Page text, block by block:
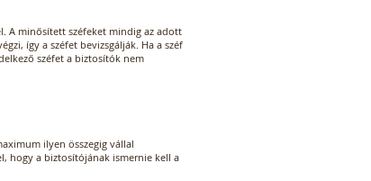
A minősített széfeket mindig az adott
így a széfet bevizsgálják. Ha a széf
széfet a biztosítók nem
ilyen összegig vállal
hogy a biztosítójának ismernie kell a